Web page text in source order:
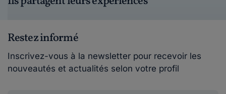
Restez informé
Inscrivez-vous à la newsletter pour recevoir les
nouveautés et actualités selon votre profil